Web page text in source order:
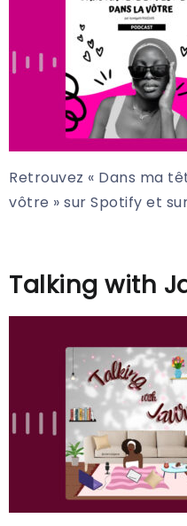
Retrouvez « Dans ma
vôtre » sur Spotify et
Talking with